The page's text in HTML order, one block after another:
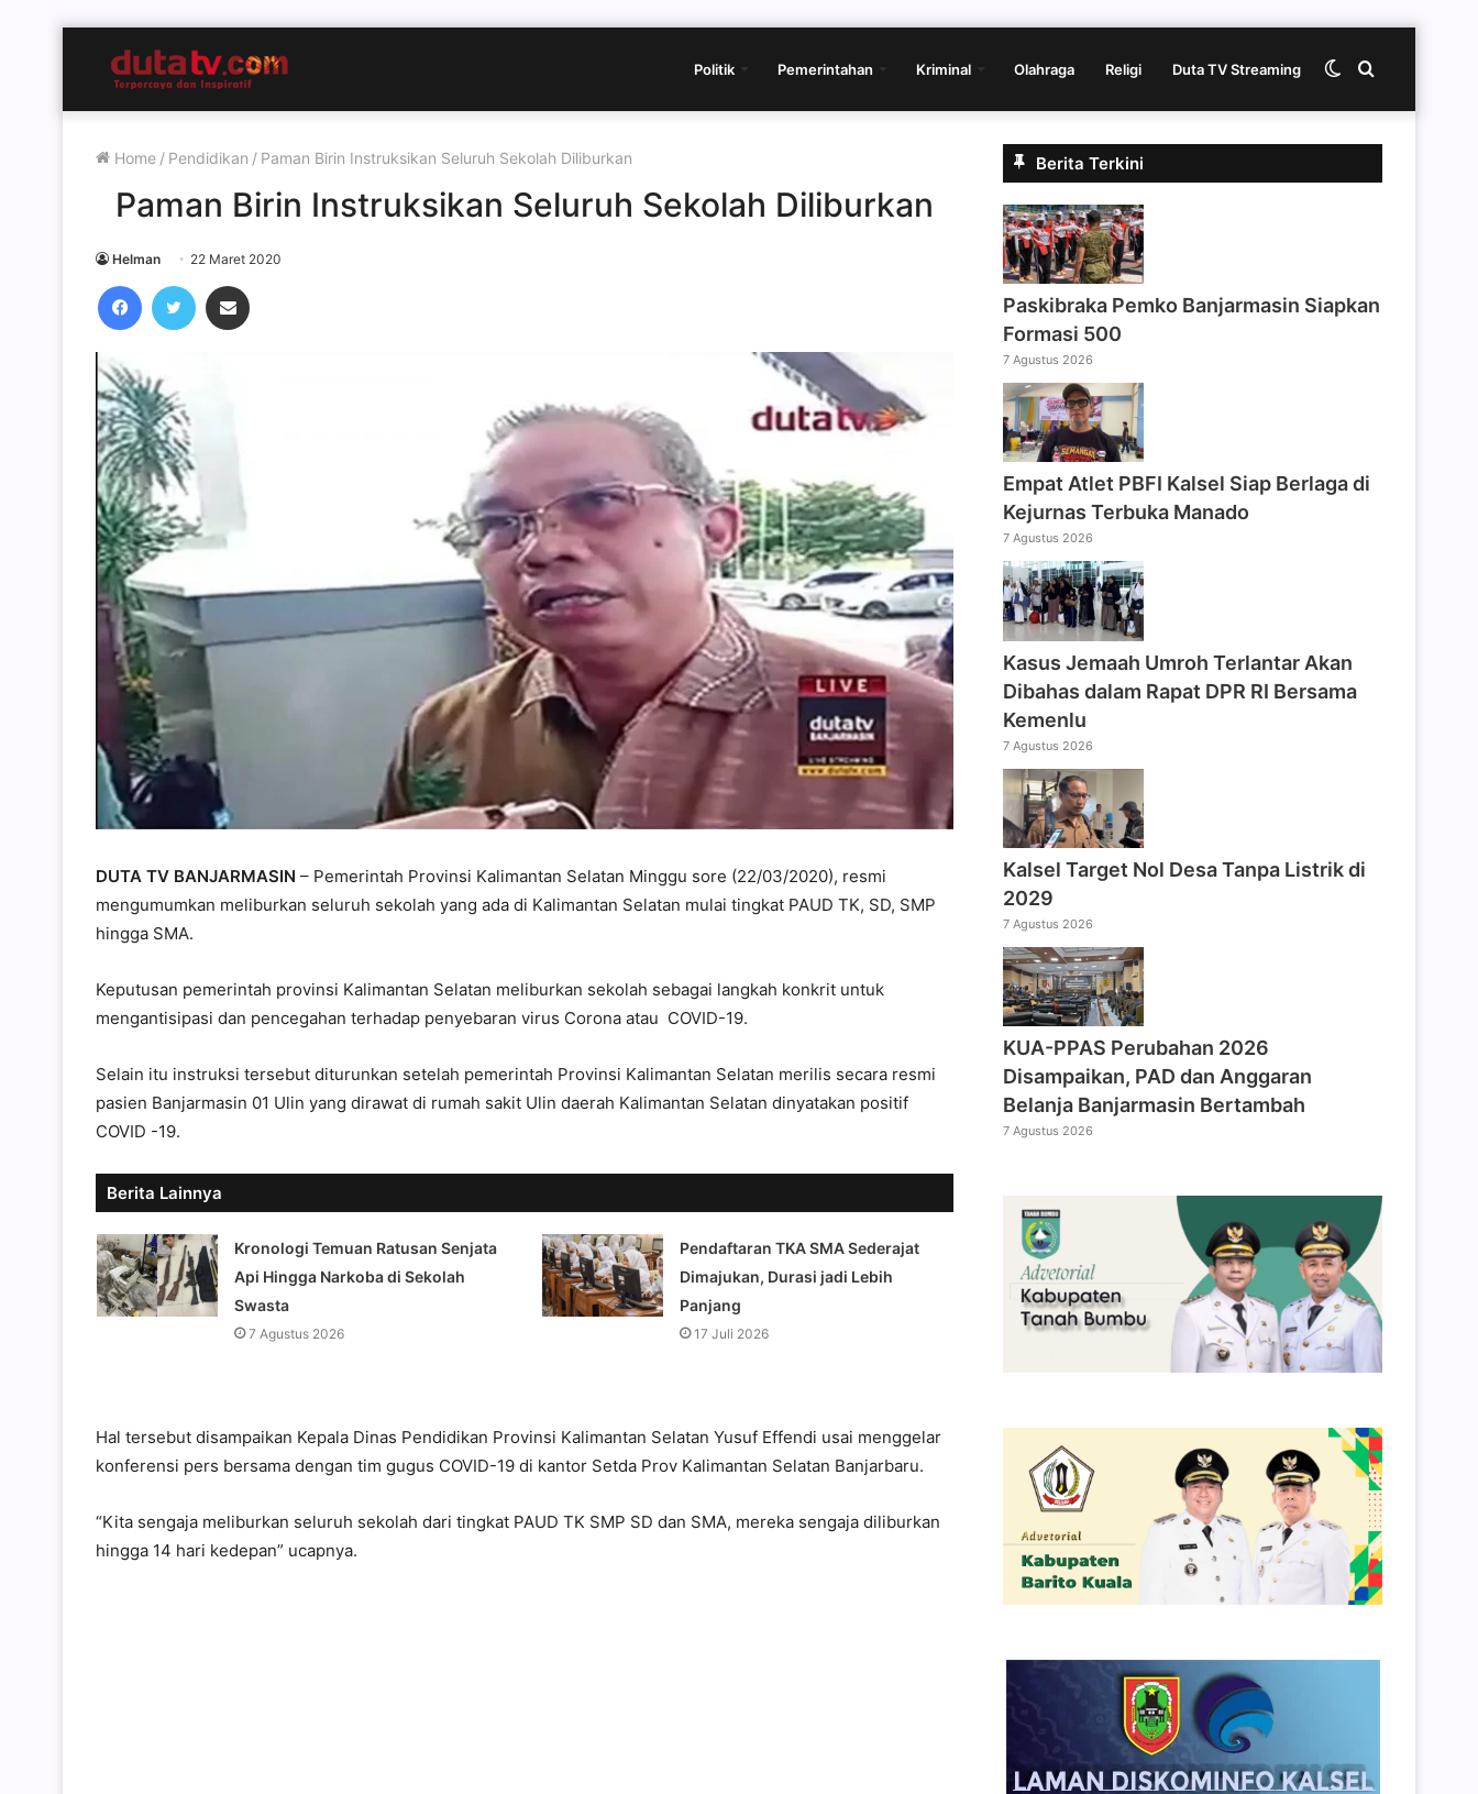
Politik Pemerintahan Kriminal Olahraga Religi Duta TV Streaming Cari
Switch
Home / Pendidikan / Paman Birin Instruksikan Seluruh Sekolah Diliburkan
Paman Birin Instruksikan Seluruh Sekolah Diliburkan
Helman 22 Maret 2020
FacebookTwitter
DUTA TV BANJARMASIN – Pemerintah Provinsi Kalimantan Selatan Minggu sore (22/03/2020), resmi
mengumumkan meliburkan seluruh sekolah yang ada di Kalimantan Selatan mulai tingkat PAUD TK, SD, SMP
hingga SMA.
Keputusan pemerintah provinsi Kalimantan Selatan meliburkan sekolah sebagai langkah konkrit untuk
mengantisipasi dan pencegahan terhadap penyebaran virus Corona atau COVID-19.
Selain itu instruksi tersebut diturunkan setelah pemerintah Provinsi Kalimantan Selatan merilis secara resmi
pasien Banjarmasin 01 Ulin yang dirawat di rumah sakit Ulin daerah Kalimantan Selatan dinyatakan positif
COVID -19.
Berita Lainnya
Kronologi Temuan Ratusan Senjata
Api Hingga Narkoba di Sekolah
Swasta
7 Agustus 2026
Pendaftaran TKA SMA Sederajat
Dimajukan, Durasi jadi Lebih
Panjang
17 Juli 2026
Hal tersebut disampaikan Kepala Dinas Pendidikan Provinsi Kalimantan Selatan Yusuf Effendi usai menggelar
konferensi pers bersama dengan tim gugus COVID-19 di kantor Setda Prov Kalimantan Selatan Banjarbaru.
“Kita sengaja meliburkan seluruh sekolah dari tingkat PAUD TK SMP SD dan SMA, mereka sengaja diliburkan
hingga 14 hari kedepan” ucapnya.
Berita Terkini
Paskibraka Pemko Banjarmasin Siapkan
Formasi 500
7 Agustus 2026
Empat Atlet PBFI Kalsel Siap Berlaga di
Kejurnas Terbuka Manado
7 Agustus 2026
Kasus Jemaah Umroh Terlantar Akan
Dibahas dalam Rapat DPR RI Bersama
Kemenlu
7 Agustus 2026
Kalsel Target Nol Desa Tanpa Listrik di
2029
7 Agustus 2026
KUA-PPAS Perubahan 2026
Disampaikan, PAD dan Anggaran
Belanja Banjarmasin Bertambah
7 Agustus 2026